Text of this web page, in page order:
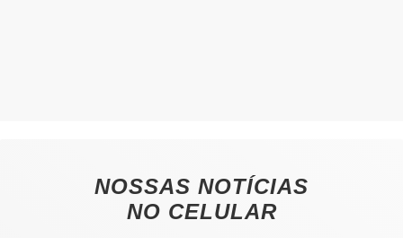
NOSSAS NOTÍCIAS
NO CELULAR